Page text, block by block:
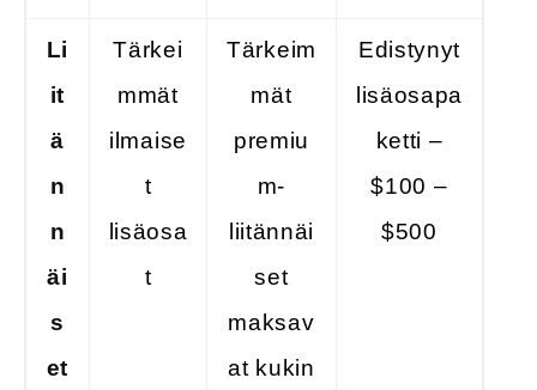
Li
it
ä
n
n
äi
s
et
Tärkei
mmät
ilmaise
t
lisäosa
t
Tärkeim
mät
premiu
m-
liitännäi
set
maksav
at kukin
Edistynyt
lisäosapa
ketti –
$100 –
$500